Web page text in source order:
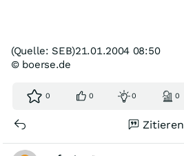
(Quelle: SEB)21.01.2004 08:50
© boerse.de
0 0 0 0
Zitieren